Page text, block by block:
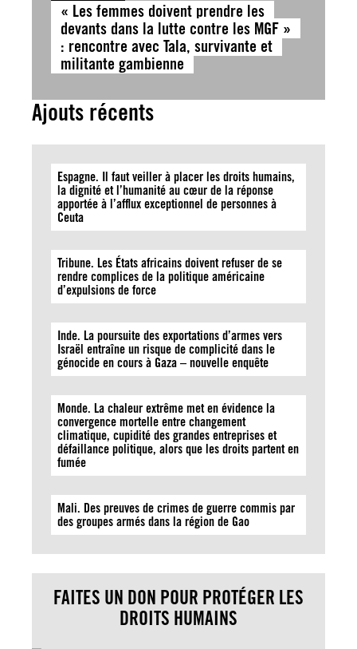
« Les femmes doivent prendre les
devants dans la lutte contre les MGF »
: rencontre avec Tala, survivante et
militante gambienne
Ajouts récents
Espagne. Il faut veiller à placer les droits humains,
la dignité et l’humanité au cœur de la réponse
apportée à l’afflux exceptionnel de personnes à
Ceuta
Tribune. Les États africains doivent refuser de se
rendre complices de la politique américaine
d’expulsions de force
Inde. La poursuite des exportations d’armes vers
Israël entraîne un risque de complicité dans le
génocide en cours à Gaza – nouvelle enquête
Monde. La chaleur extrême met en évidence la
convergence mortelle entre changement
climatique, cupidité des grandes entreprises et
défaillance politique, alors que les droits partent en
fumée
Mali. Des preuves de crimes de guerre commis par
des groupes armés dans la région de Gao
FAITES UN DON POUR PROTÉGER LES
DROITS HUMAINS